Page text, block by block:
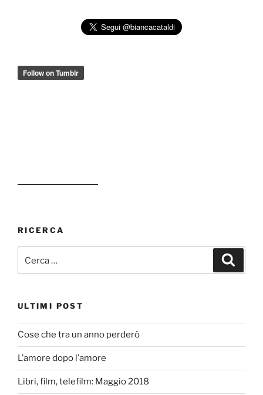
RICERCA
ULTIMI POST
Cose che tra un anno perderò
L’amore dopo l’amore
Libri, film, telefilm: Maggio 2018